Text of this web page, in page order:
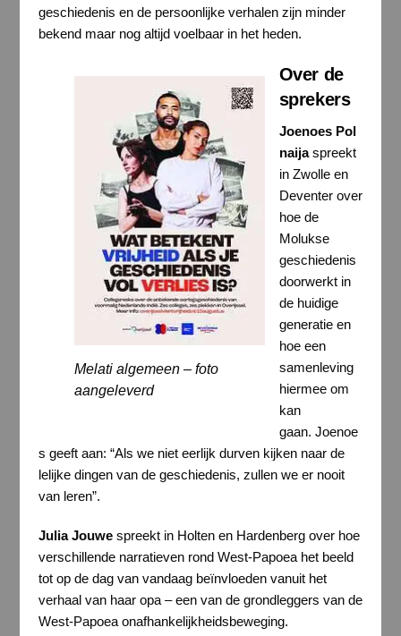
geschiedenis en de persoonlijke verhalen zijn minder
bekend maar nog altijd voelbaar in het heden.
Melati algemeen – foto
aangeleverd
Over de
sprekers
Joenoes Pol
naijaspreekt
in Zwolle en
Deventer over
hoe de
Molukse
geschiedenis
doorwerkt in
de huidige
generatie en
hoe een
samenleving
hiermee om
kan
gaan. Joenoe
s geeft aan: “Als we niet eerlijk durven kijken naar de
lelijke dingen van de geschiedenis, zullen we er nooit
van leren”.
Julia Jouwe spreekt in Holten en Hardenberg over hoe
verschillende narratieven rond West-Papoea het beeld
tot op de dag van vandaag beïnvloeden vanuit het
verhaal van haar opa – een van de grondleggers van de
West-Papoea onafhankelijkheidsbeweging.